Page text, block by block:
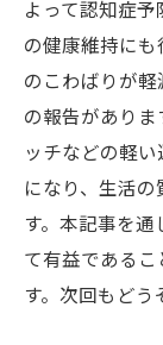
よって認知症
の健康維持に
のこわばりが
の報告があり
ッチなどの軽
になり、生活
す。本記事を
て有益である
す。次回もどう